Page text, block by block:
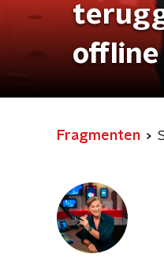
offline
Fragmenten